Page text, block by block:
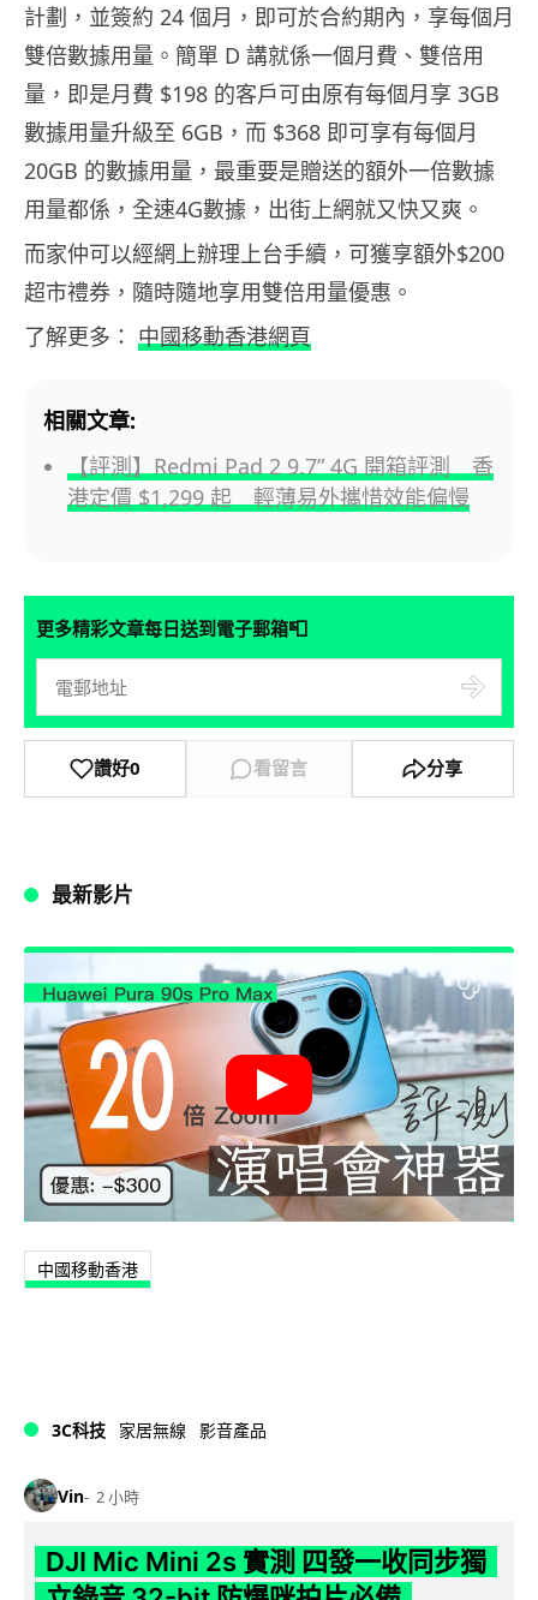
計劃，並簽約 24 個月，即可於合約期內，享每個月
雙倍數據用量。簡單 D 講就係一個月費、雙倍用
量，即是月費 $198 的客戶可由原有每個月享 3GB
數據用量升級至 6GB，而 $368 即可享有每個月
20GB 的數據用量，最重要是贈送的額外一倍數據
用量都係，全速4G數據，出街上網就又快又爽。
而家仲可以經網上辦理上台手續，可獲享額外$200
超市禮券，隨時隨地享用雙倍用量優惠。
了解更多： 中國移動香港網頁
相關文章:
【評測】Redmi Pad 2 9.7” 4G 開箱評測 香
港定價 $1,299 起 輕薄易外攜惜效能偏慢
更多精彩文章每日送到電子郵箱📮
讚好0 看留言 分享
最新影片
中國移動香港
3C科技 家居無線 影音產品
Vin 2 小時
DJI Mic Mini 2s 實測 四發一收同步獨